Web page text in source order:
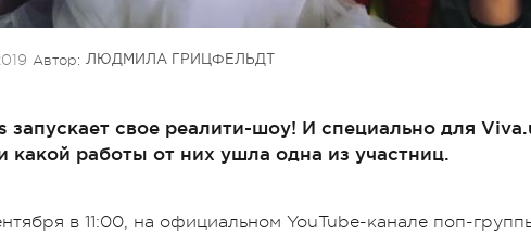
Автор: ЛЮДМИЛА ГРИЦФЕЛЬДТ
запускает свое реалити-шоу! И специально для
какой работы от них ушла одна из участниц.
в 11:00, на официальном YouTube-канале поп-